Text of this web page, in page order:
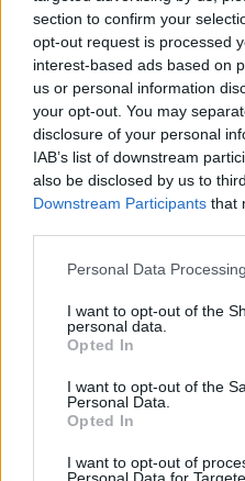
section to confirm your
opt-out request is processed
interest-based ads based on
us or personal information
your opt-out. You may
disclosure of your personal
IAB’s list of downstream
also be disclosed by us to
Downstream Participants that
Please note that this website/
not limited to your visit or
grant or deny consent to
use your data for below
consent section.
Personal Data
I want to opt-out of the
personal data.
Opted In
I want to opt-out of the
Personal Data.
Opted In
I want to opt-out of
Personal Data for
követik a vonat
Hasonló helyzet
ellátott, nagyvárosi helyi
viszonyát is: Miskolcon
a kifejezetten a Tiszai
Egyetemváros között
indulását úgy ütemezték
IC-ről két-három perc
Cikksorozatunkban még
s ezáltal a busz vagy
nyúló tárgyalását
összegyűjteni a fenti
kapcsolatos tennivalókat.
A volán-járatok esetében
szerkesztéskor az